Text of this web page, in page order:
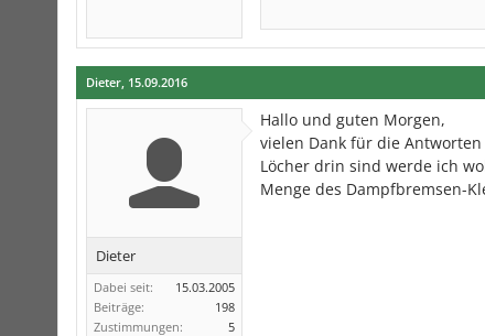
Dieter, 15.09.2016
Dieter
Dabei seit:
15.03.2005
Beiträge:
198
Zustimmungen:
5
Hallo und guten Morgen,
vielen Dank für die
Löcher drin sind werde ich
Menge des Dampfbremsen-